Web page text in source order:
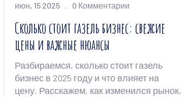
июн, 15 2025 0 Комментарии
Сколько стоит газель бизнес: свежие
цены и важные нюансы
Разбираемся, сколько стоит газель
бизнес в 2025 году и что влияет на
цену. Расскажем, как изменился рынок,